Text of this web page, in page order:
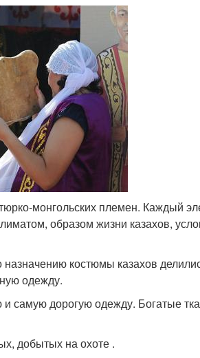
монгольских племен. Каждый
образом жизни казахов,
костюмы казахов
одежду.
самую дорогую одежду. Богатые
добытых на охоте .